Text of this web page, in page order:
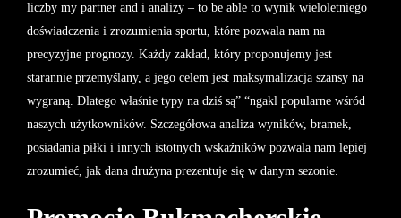
liczby my partner and i analizy – to be able to wynik wieloletniego
doświadczenia i zrozumienia sportu, które pozwala nam na
precyzyjne prognozy. Każdy zakład, który proponujemy jest
starannie przemyślany, a jego celem jest maksymalizacja szansy na
wygraną. Dlatego właśnie typy na dziś są” “ngakl popularne wśród
naszych użytkowników. Szczegółowa analiza wyników, bramek,
posiadania piłki i innych istotnych wskaźników pozwala nam lepiej
zrozumieć, jak dana drużyna prezentuje się w danym sezonie.